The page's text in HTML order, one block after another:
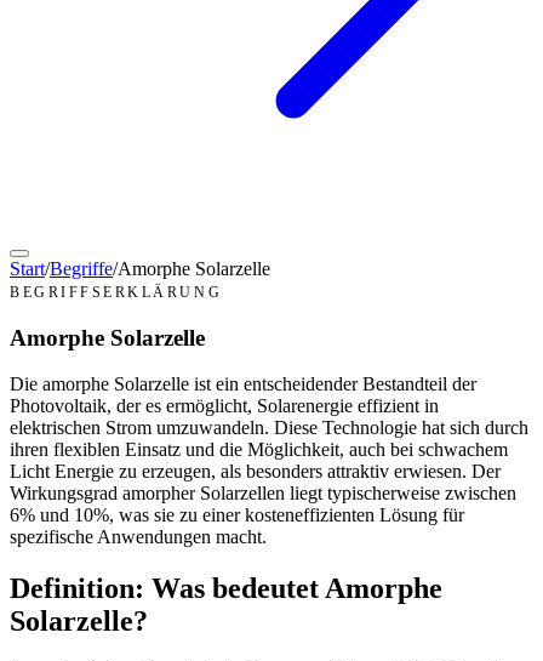
Start/Begriffe/Amorphe Solarzelle
BEGRIFFSERKLÄRUNG
Amorphe Solarzelle
Die amorphe Solarzelle ist ein entscheidender Bestandteil der
Photovoltaik, der es ermöglicht, Solarenergie effizient in
elektrischen Strom umzuwandeln. Diese Technologie hat sich durch
ihren flexiblen Einsatz und die Möglichkeit, auch bei schwachem
Licht Energie zu erzeugen, als besonders attraktiv erwiesen. Der
Wirkungsgrad amorpher Solarzellen liegt typischerweise zwischen
6% und 10%, was sie zu einer kosteneffizienten Lösung für
spezifische Anwendungen macht.
Definition: Was bedeutet Amorphe
Solarzelle?